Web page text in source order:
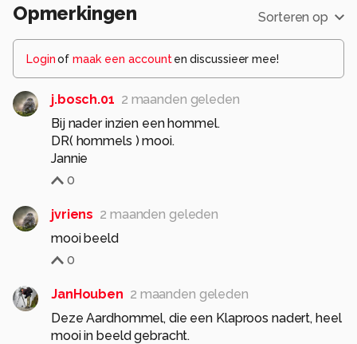
Opmerkingen Sorteren op
Loginof maak een account en discussieer mee!
j.bosch.01 2 maanden geleden
Bij nader inzien een hommel.
DR( hommels ) mooi.
Jannie
0
jvriens 2 maanden geleden
mooi beeld
0
JanHouben 2 maanden geleden
Deze Aardhommel, die een Klaproos nadert, heel
mooi in beeld gebracht.